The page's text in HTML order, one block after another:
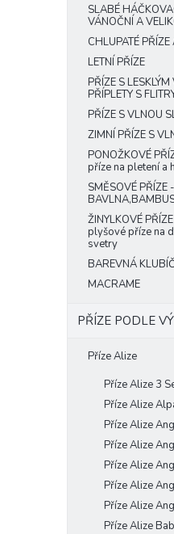
SLABÉ
VÁNOČNÍ A
CHLUPATÉ
LETNÍ PŘÍZE
PŘÍZE S
PŘÍPLETY S
PŘÍZE S VLNOU
ZIMNÍ PŘÍZE S
PONOŽKOVÉ
příze na pletení a
SMĚSOVÉ PŘÍZE -
ŽINYLKOVÉ
plyšové příze na
svetry
BAREVNÁ
MACRAME
PŘÍZE PODLE
Příze Alize
Příze Alize 3
Příze Alize
Příze Alize
Příze Alize
Příze Alize
Příze Alize
Příze Alize
Příze Alize